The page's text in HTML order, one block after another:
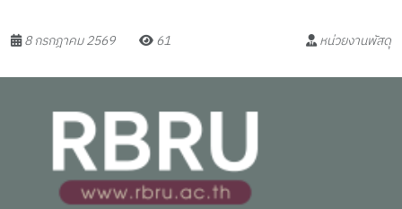
8 กรกฎาคม 2569 61 หน่วยงานพัสดุ